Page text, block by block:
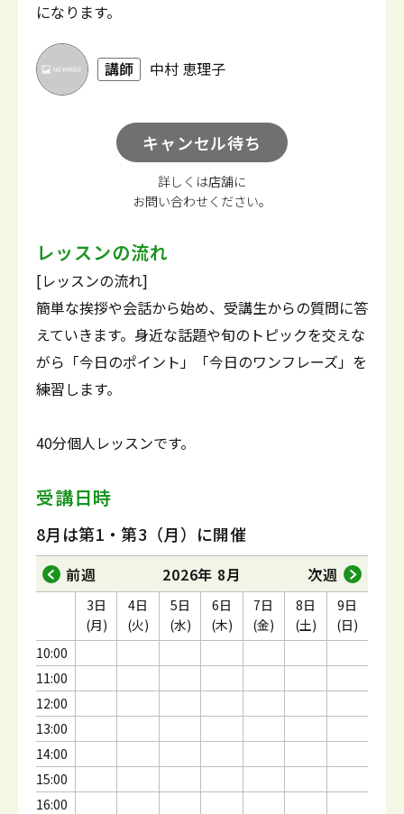
になります。
講師 中村 恵理子
キャンセル待ち
詳しくは店舗に
お問い合わせください。
レッスンの流れ
[レッスンの流れ]
簡単な挨拶や会話から始め、受講生からの質問に答
えていきます。身近な話題や旬のトピックを交えな
がら「今日のポイント」「今日のワンフレーズ」を
練習します。
40分個人レッスンです。
受講日時
8月は第1・第3（月）に開催
前週 2026年 8月 次週
10:00
11:00
12:00
13:00
14:00
15:00
16:00
3日
(月)
4日
(火)
5日
(水)
6日
(木)
7日
(金)
8日
(土)
9日
(日)